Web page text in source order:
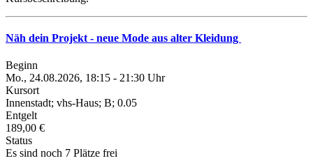
Näh dein Projekt - neue Mode aus alter Kleidung
Beginn
Mo., 24.08.2026, 18:15 - 21:30 Uhr
Kursort
Innenstadt; vhs-Haus; B; 0.05
Entgelt
189,00 €
Status
Es sind noch 7 Plätze frei